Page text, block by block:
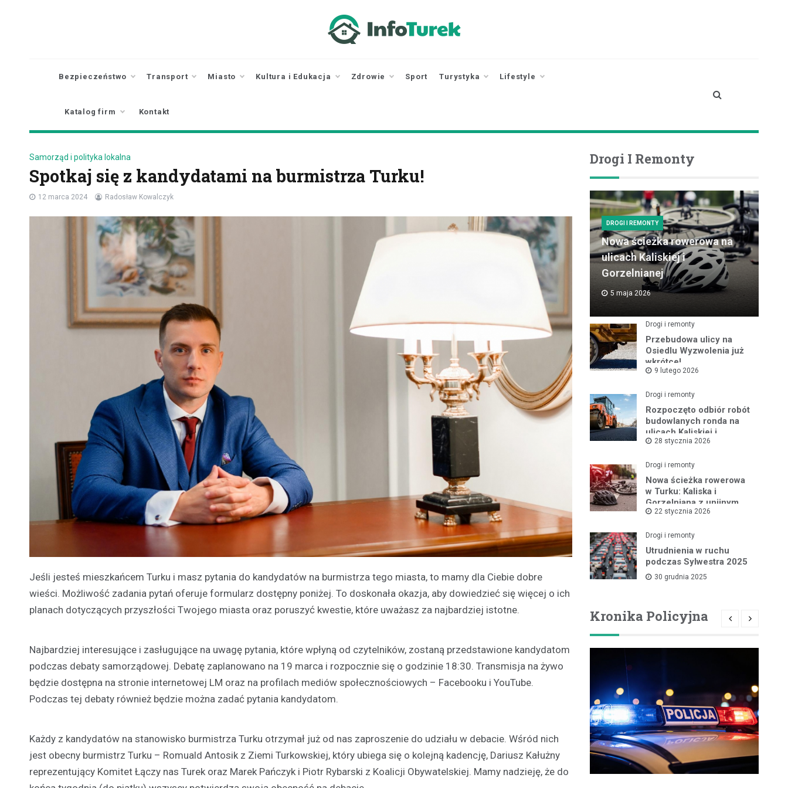
Bezpieczeństwo Transport Miasto Kultura i Edukacja Zdrowie Sport Turystyka Lifestyle
Katalog firm Kontakt
Samorząd i polityka lokalna
Spotkaj się z kandydatami na burmistrza Turku!
12 marca 2024 Radosław Kowalczyk
Jeśli jesteś mieszkańcem Turku i masz pytania do kandydatów na burmistrza tego miasta, to mamy dla Ciebie dobre
wieści. Możliwość zadania pytań oferuje formularz dostępny poniżej. To doskonała okazja, aby dowiedzieć się więcej o ich
planach dotyczących przyszłości Twojego miasta oraz poruszyć kwestie, które uważasz za najbardziej istotne.
Najbardziej interesujące i zasługujące na uwagę pytania, które wpłyną od czytelników, zostaną przedstawione kandydatom
podczas debaty samorządowej. Debatę zaplanowano na 19 marca i rozpocznie się o godzinie 18:30. Transmisja na żywo
będzie dostępna na stronie internetowej LM oraz na profilach mediów społecznościowych – Facebooku i YouTube.
Podczas tej debaty również będzie można zadać pytania kandydatom.
Każdy z kandydatów na stanowisko burmistrza Turku otrzymał już od nas zaproszenie do udziału w debacie. Wśród nich
jest obecny burmistrz Turku – Romuald Antosik z Ziemi Turkowskiej, który ubiega się o kolejną kadencję, Dariusz Kałużny
reprezentujący Komitet Łączy nas Turek oraz Marek Pańczyk i Piotr Rybarski z Koalicji Obywatelskiej. Mamy nadzieję, że do
Drogi I Remonty
DROGI I REMONTY
Nowa ścieżka rowerowa na
ulicach Kaliskiej i
Gorzelnianej
5 maja 2026
Drogi i remonty
Przebudowa ulicy na
Osiedlu Wyzwolenia już
wkrótce!
9 lutego 2026
Drogi i remonty
Rozpoczęto odbiór robót
budowlanych ronda na
ulicach Kaliskiej i
Młodych
28 stycznia 2026
Drogi i remonty
Nowa ścieżka rowerowa
w Turku: Kaliska i
Gorzelniana z unijnym
wsparciem
22 stycznia 2026
Drogi i remonty
Utrudnienia w ruchu
podczas Sylwestra 2025
30 grudnia 2025
Kronika Policyjna